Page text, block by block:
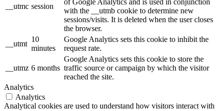
__utmc session
of Google Analytics and is used in conjunction
with the __utmb cookie to determine new
sessions/visits. It is deleted when the user closes
the browser.
__utmt
10
minutes
Google Analytics sets this cookie to inhibit the
request rate.
__utmz 6 months
Google Analytics sets this cookie to store the
traffic source or campaign by which the visitor
reached the site.
Analytics
Analytics
Analytical cookies are used to understand how visitors interact with